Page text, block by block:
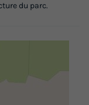
du parc.